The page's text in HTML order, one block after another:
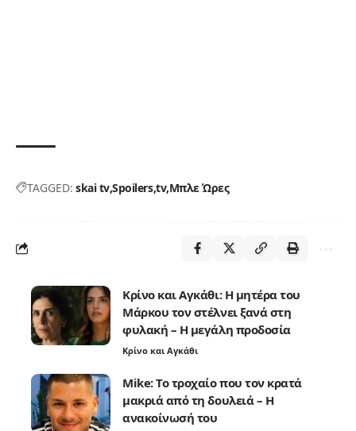
TAGGED: skai tvSpoilerstv Μπλε Ώρες
Κρίνο και Αγκάθι: Η μητέρα του
Μάρκου τον στέλνει ξανά στη
φυλακή – Η μεγάλη προδοσία
Κρίνο και Αγκάθι
Mike: Το τροχαίο που τον κρατά
μακριά από τη δουλειά – Η
ανακοίνωσή του